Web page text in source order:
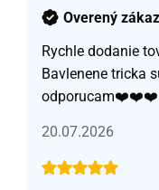
Overený
Rychle dodanie
Bavlenene tricka
odporucam❤️❤️❤️
20.07.2026